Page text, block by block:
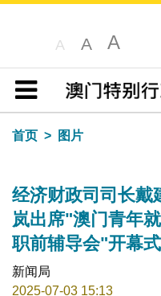
A A A
目录
首页
图片
经济财政司司长戴
岚出席"澳门青年
职前辅导会"开幕式
新闻局
2025-07-03 15:13